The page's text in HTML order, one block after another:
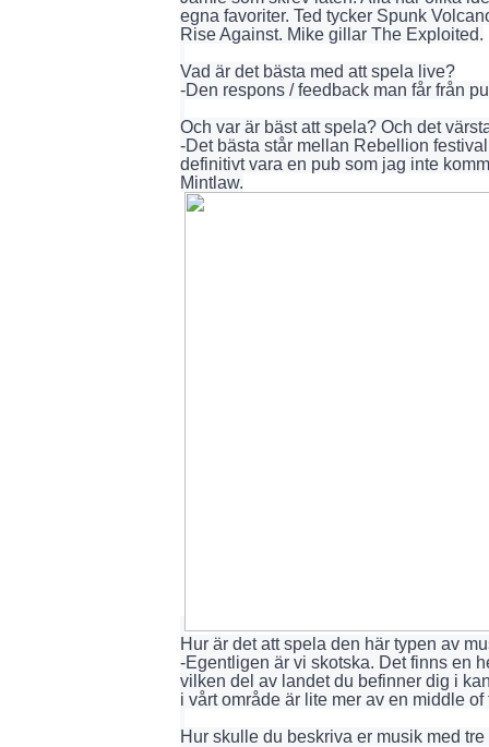
egna favoriter. Ted tycker Spunk
Rise Against. Mike gillar The Exploited.
Vad är det bästa med att spela live?
-Den respons / feedback man får från
Och var är bäst att spela? Och det
-Det bästa står mellan Rebellion
definitivt vara en pub som jag inte
Mintlaw.
Hur är det att spela den här typen av
-Egentligen är vi skotska. Det finns en
vilken del av landet du befinner dig i
i vårt område är lite mer av en middle of
Hur skulle du beskriva er musik med tre